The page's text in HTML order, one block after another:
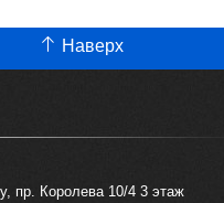
Наверх
пр. Королева 10/4 3 этаж